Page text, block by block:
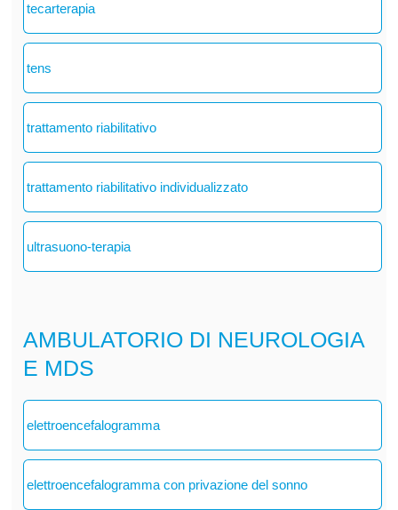
tecarterapia
tens
trattamento riabilitativo
trattamento riabilitativo individualizzato
ultrasuono-terapia
AMBULATORIO DI NEUROLOGIA
E MDS
elettroencefalogramma
elettroencefalogramma con privazione del sonno